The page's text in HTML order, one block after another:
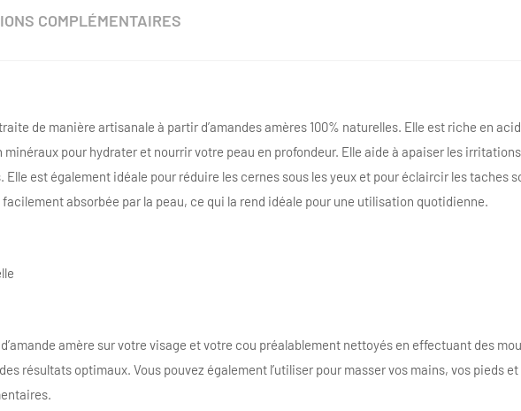
COMPLÉMENTAIRES
de manière artisanale à partir d’amandes amères 100% naturelles. Elle est riche en
pour hydrater et nourrir votre peau en profondeur. Elle aide à apaiser les
Elle est également idéale pour réduire les cernes sous les yeux et pour éclaircir les taches
facilement absorbée par la peau, ce qui la rend idéale pour une utilisation quotidienne.
amère sur votre visage et votre cou préalablement nettoyés en effectuant des
résultats optimaux. Vous pouvez également l’utiliser pour masser vos mains, vos pieds